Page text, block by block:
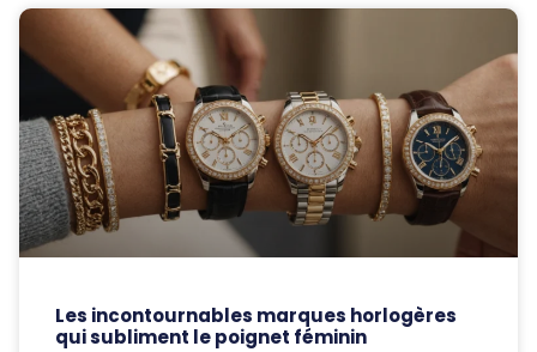
Les incontournables marques horlogères
qui subliment le poignet féminin